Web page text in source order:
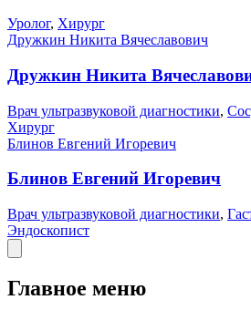
Уролог, Хирург
Дружкин Никита Вячеславович
Дружкин Никита
Врач ультразвуковой диагностики,
Хирург
Блинов Евгений Игоревич
Блинов Евгений Игоревич
Врач ультразвуковой диагностики,
Эндоскопист
Главное меню